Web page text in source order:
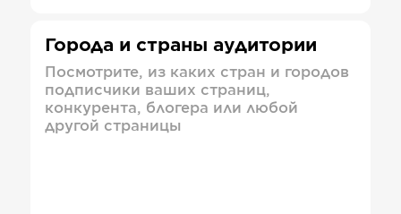
Города и страны аудитории
Посмотрите, из каких стран и городов
подписчики ваших страниц,
конкурента, блогера или любой
другой страницы